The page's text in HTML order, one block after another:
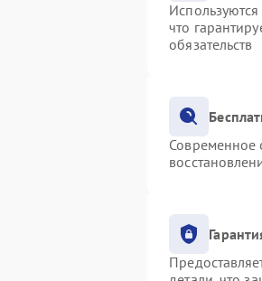
что
обязательств
Современное